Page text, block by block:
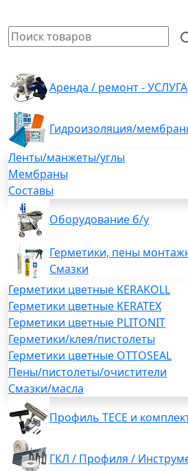
Аренда / ремонт - УСЛУГА
Гидроизоляция/
Ленты/манжеты/углы
Мембраны
Составы
Оборудование б/у
Герметики, пены
Смазки
Герметики цветные KERAKOLL
Герметики цветные KERATEX
Герметики цветные PLITONIT
Герметики/клея/пистолеты
Герметики цветные OTTOSEAL
Пены/пистолеты/очистители
Смазки/масла
Профиль TECE и
ГКЛ / Профиля /